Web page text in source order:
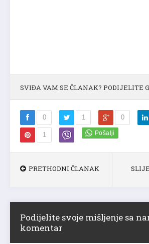
SVIĐA VAM SE ČLANAK? PODIJELITE
0 1 0
1
PRETHODNI ČLANAK
Podijelite svoje mišljenje sa
komentar